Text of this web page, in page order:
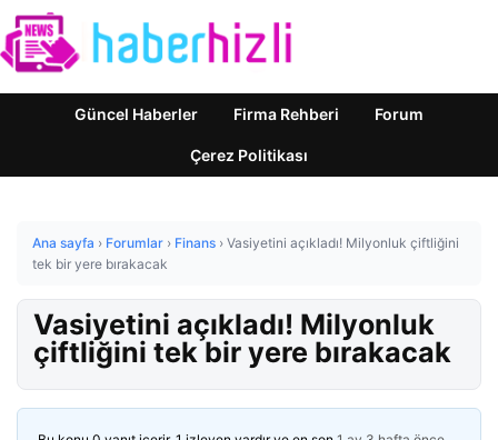
Güncel Haberler Firma Rehberi Forum
Çerez Politikası
Ana sayfa › Forumlar › Finans › Vasiyetini açıkladı! Milyonluk çiftliğini
tek bir yere bırakacak
Vasiyetini açıkladı! Milyonluk
çiftliğini tek bir yere bırakacak